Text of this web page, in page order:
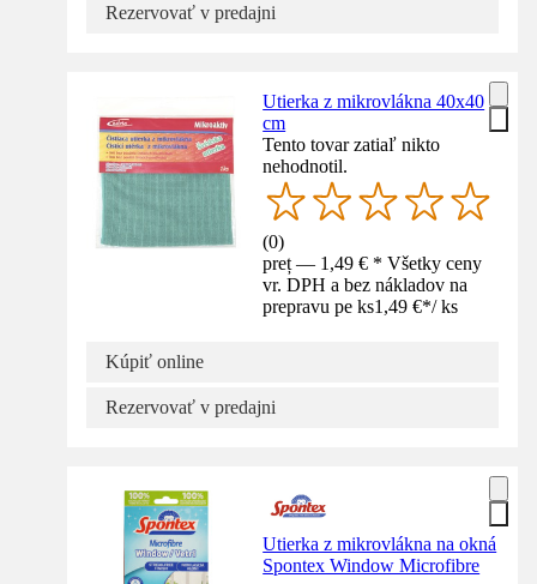
Rezervovať v predajni
Utierka z mikrovlákna 40x40
cm
Tento tovar zatiaľ nikto
nehodnotil.
(0)
preț — 1,49 € * Všetky ceny
vr. DPH a bez nákladov na
prepravu pe ks1,49 €*/ ks
Kúpiť online
Rezervovať v predajni
Utierka z mikrovlákna na okná
Spontex Window Microfibre